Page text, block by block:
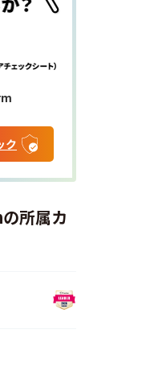
ク
所属カ